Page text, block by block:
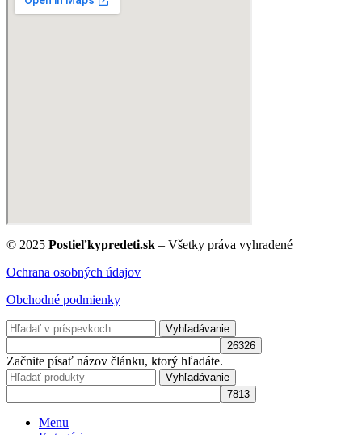
© 2025 Postieľkypredeti.sk – Všetky práva vyhradené
Ochrana osobných údajov
Obchodné podmienky
Vyhľadávanie
Začnite písať názov článku, ktorý hľadáte.
Vyhľadávanie
Menu